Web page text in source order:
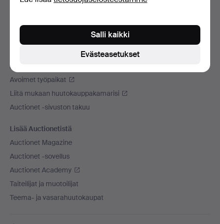
Maksuvaihtoehdot
Sosiaaliset mediat
Auctionet -sivustosta
Avoimet työpaikat
Liitä mukaan huutokauppakamarisi
Auctionet -sivuston takuu
Lisää Auctionetistä
Auctionet Magazine
Auctionet -sovellus
Auctionet Academy
Taiteilijat ja muotoilijat
Teema- ja vasarahuutokaupat
Evästeasetukset
Salli kaikki